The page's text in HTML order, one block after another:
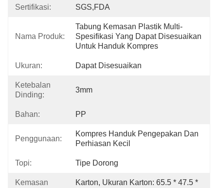
Sertifikasi: SGS,FDA
Nama Produk:
Tabung Kemasan Plastik Multi-
Spesifikasi Yang Dapat Disesuaikan
Untuk Handuk Kompres
Ukuran: Dapat Disesuaikan
Ketebalan
Dinding:
3mm
Bahan: PP
Penggunaan:
Kompres Handuk Pengepakan Dan
Perhiasan Kecil
Topi: Tipe Dorong
Kemasan
Karton, Ukuran Karton: 65.5 * 47.5 *